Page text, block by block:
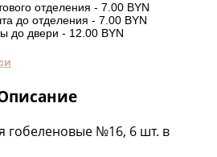
отделения - 7.00 BYN
до отделения - 7.00 BYN
до двери - 12.00 BYN
гобеленовые №16, 6 шт. в